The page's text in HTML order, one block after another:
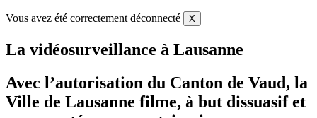
Vous avez été correctement déconnecté X
La vidéosurveillance à Lausanne
Avec l’autorisation du Canton de Vaud, la
Ville de Lausanne filme, à but dissuasif et